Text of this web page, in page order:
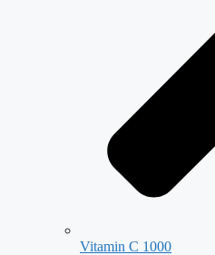
Vitamin C 1000